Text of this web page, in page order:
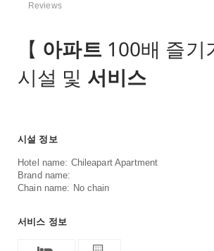
Reviews
【 아파트 100배 즐기
시설 및 서비스
시설 정보
Hotel name: Chileapart Apartment
Brand name:
Chain name: No chain
서비스 정보